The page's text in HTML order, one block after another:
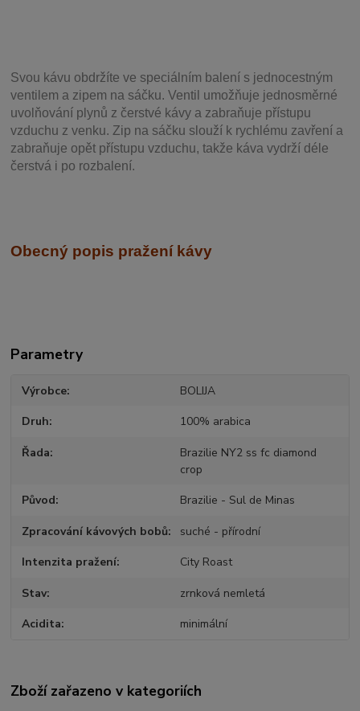
Svou kávu obdržíte ve speciálním balení s jednocestným
ventilem a zipem na sáčku. Ventil umožňuje jednosměrné
uvolňování plynů z čerstvé kávy a zabraňuje přístupu
vzduchu z venku. Zip na sáčku slouží k rychlému zavření a
zabraňuje opět přístupu vzduchu, takže káva vydrží déle
čerstvá i po rozbalení.
Obecný popis pražení kávy
Parametry
Výrobce BOLIJA
Druh 100% arabica
Řada
Brazilie NY2 ss fc diamond
crop
Původ Brazilie - Sul de Minas
Zpracování kávových bobů suché - přírodní
Intenzita pražení City Roast
Stav zrnková nemletá
Acidita minimální
Zboží zařazeno v kategoriích